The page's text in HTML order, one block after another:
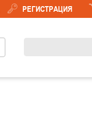
РЕГИСТРАЦИЯ